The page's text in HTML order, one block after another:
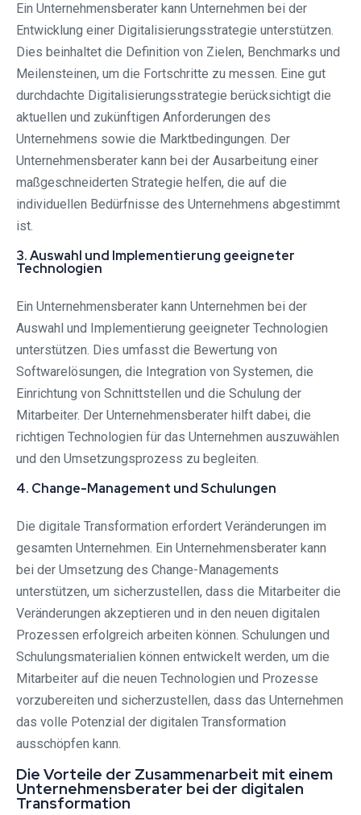
Ein Unternehmensberater kann Unternehmen bei der
Entwicklung einer Digitalisierungsstrategie unterstützen.
Dies beinhaltet die Definition von Zielen, Benchmarks und
Meilensteinen, um die Fortschritte zu messen. Eine gut
durchdachte Digitalisierungsstrategie berücksichtigt die
aktuellen und zukünftigen Anforderungen des
Unternehmens sowie die Marktbedingungen. Der
Unternehmensberater kann bei der Ausarbeitung einer
maßgeschneiderten Strategie helfen, die auf die
individuellen Bedürfnisse des Unternehmens abgestimmt
ist.
3. Auswahl und Implementierung geeigneter
Technologien
Ein Unternehmensberater kann Unternehmen bei der
Auswahl und Implementierung geeigneter Technologien
unterstützen. Dies umfasst die Bewertung von
Softwarelösungen, die Integration von Systemen, die
Einrichtung von Schnittstellen und die Schulung der
Mitarbeiter. Der Unternehmensberater hilft dabei, die
richtigen Technologien für das Unternehmen auszuwählen
und den Umsetzungsprozess zu begleiten.
4. Change-Management und Schulungen
Die digitale Transformation erfordert Veränderungen im
gesamten Unternehmen. Ein Unternehmensberater kann
bei der Umsetzung des Change-Managements
unterstützen, um sicherzustellen, dass die Mitarbeiter die
Veränderungen akzeptieren und in den neuen digitalen
Prozessen erfolgreich arbeiten können. Schulungen und
Schulungsmaterialien können entwickelt werden, um die
Mitarbeiter auf die neuen Technologien und Prozesse
vorzubereiten und sicherzustellen, dass das Unternehmen
das volle Potenzial der digitalen Transformation
ausschöpfen kann.
Die Vorteile der Zusammenarbeit mit einem
Unternehmensberater bei der digitalen
Transformation